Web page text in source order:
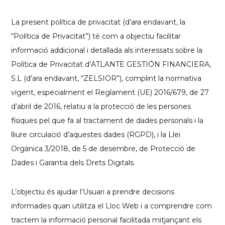
La present política de privacitat (d’ara endavant, la
“Política de Privacitat”) té com a objectiu facilitar
informació addicional i detallada als interessats sobre la
Política de Privacitat d’ATLANTE GESTIÓN FINANCIERA,
S.L (d’ara endavant, “ZELSIOR”), complint la normativa
vigent, especialment el Reglament (UE) 2016/679, de 27
d’abril de 2016, relatiu a la protecció de les persones
físiques pel que fa al tractament de dades personals i la
lliure circulació d’aquestes dades (RGPD), i la Llei
Orgànica 3/2018, de 5 de desembre, de Protecció de
Dades i Garantia dels Drets Digitals.
L’objectiu és ajudar l’Usuari a prendre decisions
informades quan utilitza el Lloc Web i a comprendre com
tractem la informació personal facilitada mitjançant els